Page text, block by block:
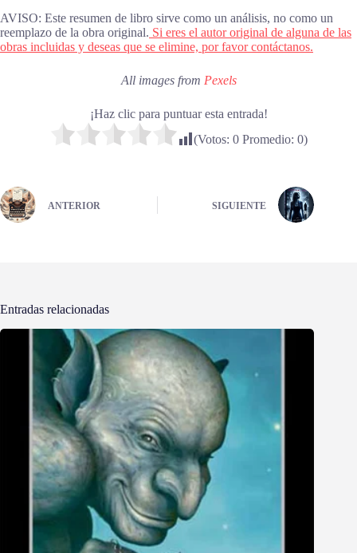
AVISO: Este resumen de libro sirve como un análisis, no como un
reemplazo de la obra original. Si eres el autor original de alguna de las
obras incluidas y deseas que se elimine, por favor contáctanos.
All images from Pexels
¡Haz clic para puntuar esta entrada!
(Votos: 0Promedio: 0)
ANTERIOR SIGUIENTE
Entradas relacionadas